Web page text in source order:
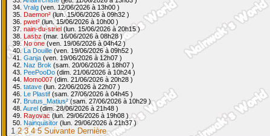
34. Vralg (ven. 12/06/2026 à 13h00 )
35. Daemon² (lun. 15/06/2026 à 09h32 )
36. pwet² (lun. 15/06/2026 à 10h00 )
37. nain-du-striel (lun. 15/06/2026 à 20h15 )
38. Lasbz(mar. 16/06/2026 à 08h28 )
39.No one (ven. 19/06/2026 à 04h42 )
40.La Douille (ven. 19/06/2026 à 09h52 )
41. Ganja (ven. 19/06/2026 à 12h07 )
42. Naz Brok (sam. 20/06/2026 à 18h07 )
43. PeePooDo (dim. 21/06/2026 à 10h24 )
44. Momo007 (dim. 21/06/2026 à 20h28 )
45. tatave (lun. 22/06/2026 à 22h07 )
46. Le Plastif (sam. 27/06/2026 à 04h45 )
47. Brutus_Matius²(sam. 27/06/2026 à 10h29 )
48. Aurel (dim. 28/06/2026 à 21h48 )
49. Rayovac (lun. 29/06/2026 à 19h08 )
50. Nainquisitor (lun. 29/06/2026 à 21h37 )
1 2 3 4 5 Suivante Dernière